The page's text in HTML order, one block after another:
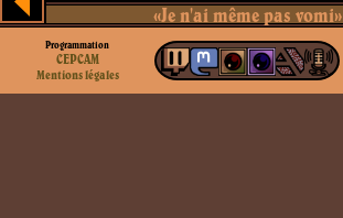
«Je n'ai même pas vomi»
Programmation
CEPCAM
Mentions légales